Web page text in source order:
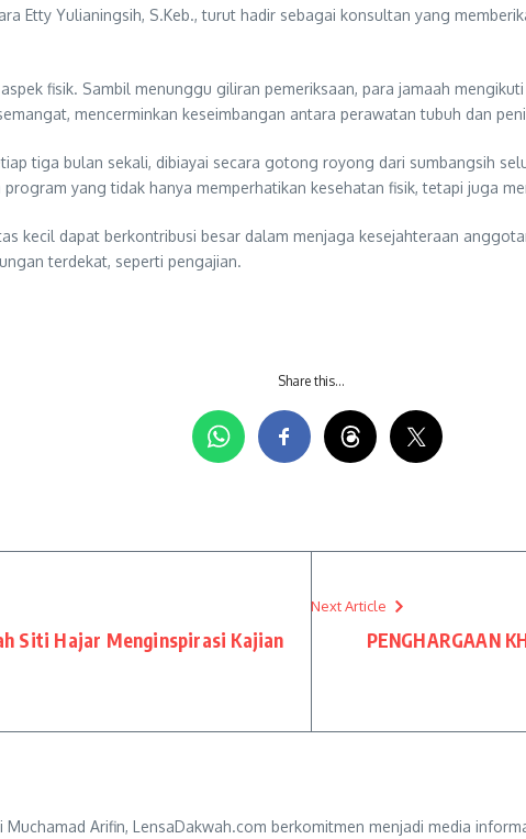
Etty Yulianingsih, S.Keb., turut hadir sebagai konsultan yang
fisik. Sambil menunggu giliran pemeriksaan, para jamaah
mencerminkan keseimbangan antara perawatan tubuh dan
tiga bulan sekali, dibiayai secara gotong royong dari sumbangsih
yang tidak hanya memperhatikan kesehatan fisik, tetapi juga
kecil dapat berkontribusi besar dalam menjaga kesejahteraan
terdekat, seperti pengajian.
Share this…
Siti Hajar Menginspirasi Kajian
Next Article
PENGHARGAAN
Muchamad Arifin, LensaDakwah.com berkomitmen menjadi media